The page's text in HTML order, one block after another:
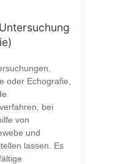
oder Echografie,
bei
von
und
lassen. Es